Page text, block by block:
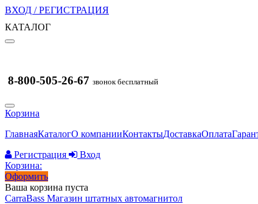
ВХОД / РЕГИСТРАЦИЯ
КАТАЛОГ
8-800-505-26-67 звонок бесплатный
Корзина
ГлавнаяКаталогО компанииКонтактыДоставкаОплата
Регистрация
Вход
Корзина:
Оформить
Ваша корзина пуста
CarraBass Магазин штатных автомагнитол